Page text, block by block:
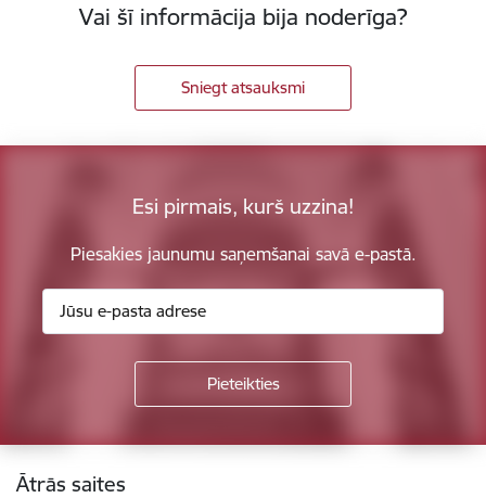
Vai šī informācija bija noderīga?
Sniegt atsauksmi
Esi pirmais, kurš uzzina!
Piesakies jaunumu saņemšanai savā e-pastā.
Kājene
Ātrās saites